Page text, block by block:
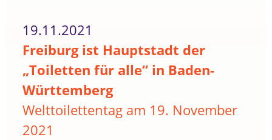
19.11.2021
Freiburg ist Hauptstadt der
„Toiletten für alle“ in Baden-
Württemberg
Welttoilettentag am 19. November
2021